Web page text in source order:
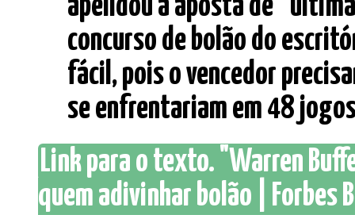
apelidou a aposta de
concurso de bolão do
fácil, pois o vencedor
se enfrentariam em 48
Link para o texto. "Warren
quem adivinhar bolão | Forbes